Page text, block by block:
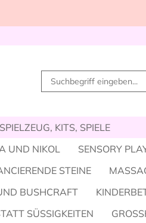
SPIELZEUG, KITS, SPIELE
UND NIKOL
SENSORY
STEINE
BUSHCRAFT
SÜSSIGKEITEN